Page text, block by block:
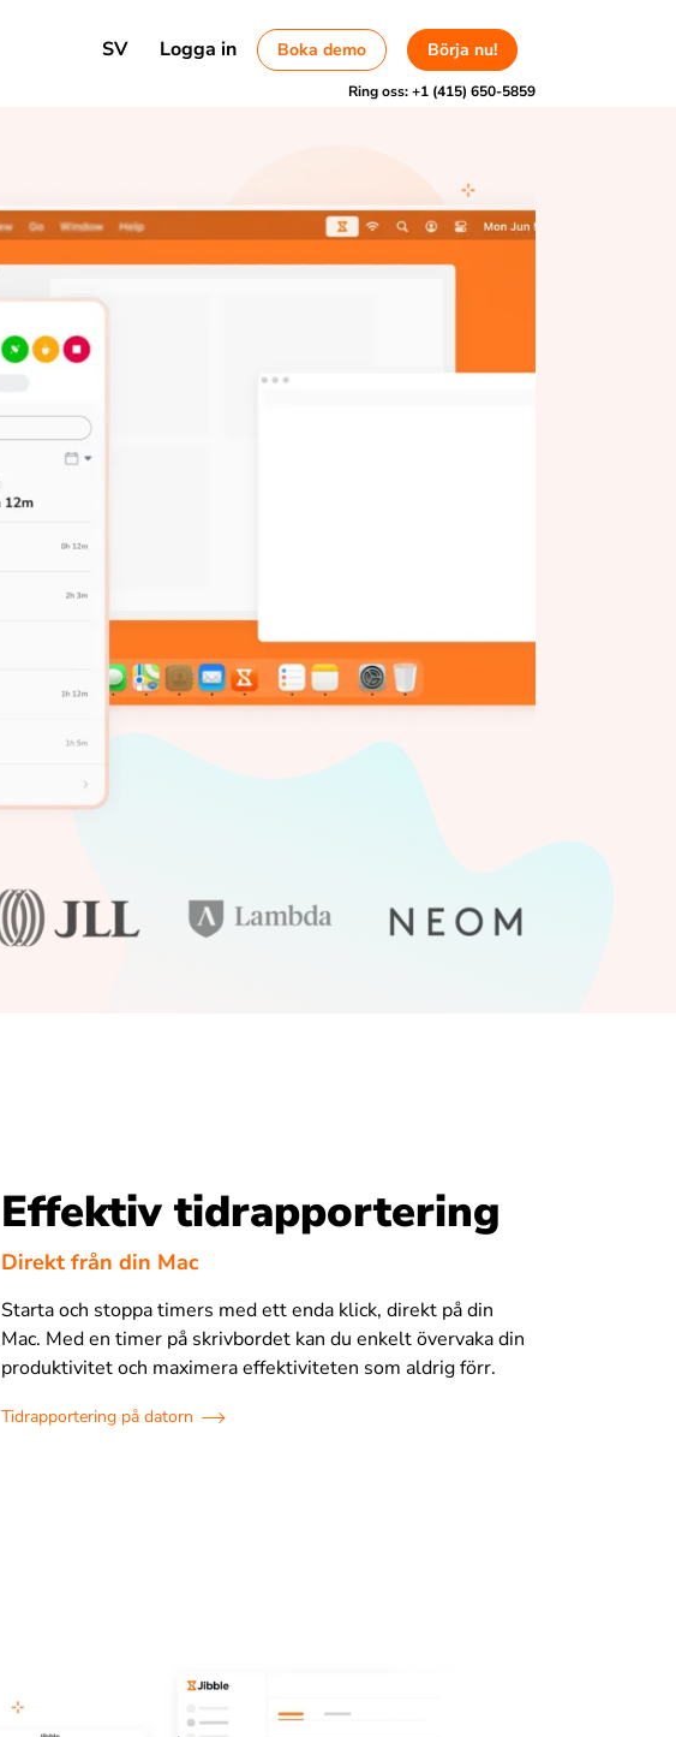
SV Logga in Boka demo Börja nu!
Ring oss:+1 (415) 650-5859
Effektiv tidrapportering
Direkt från din Mac
Starta och stoppa timers med ett enda klick, direkt på din
Mac. Med en timer på skrivbordet kan du enkelt övervaka din
produktivitet och maximera effektiviteten som aldrig förr.
Tidrapportering på datorn